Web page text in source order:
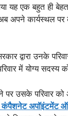
यह एक बहुत ही
कार्यस्थल पर
द्वारा उनके
में योग्य सदस्य
पर उसके परिवार
कंपैशनेट अपॉइंटमेंट